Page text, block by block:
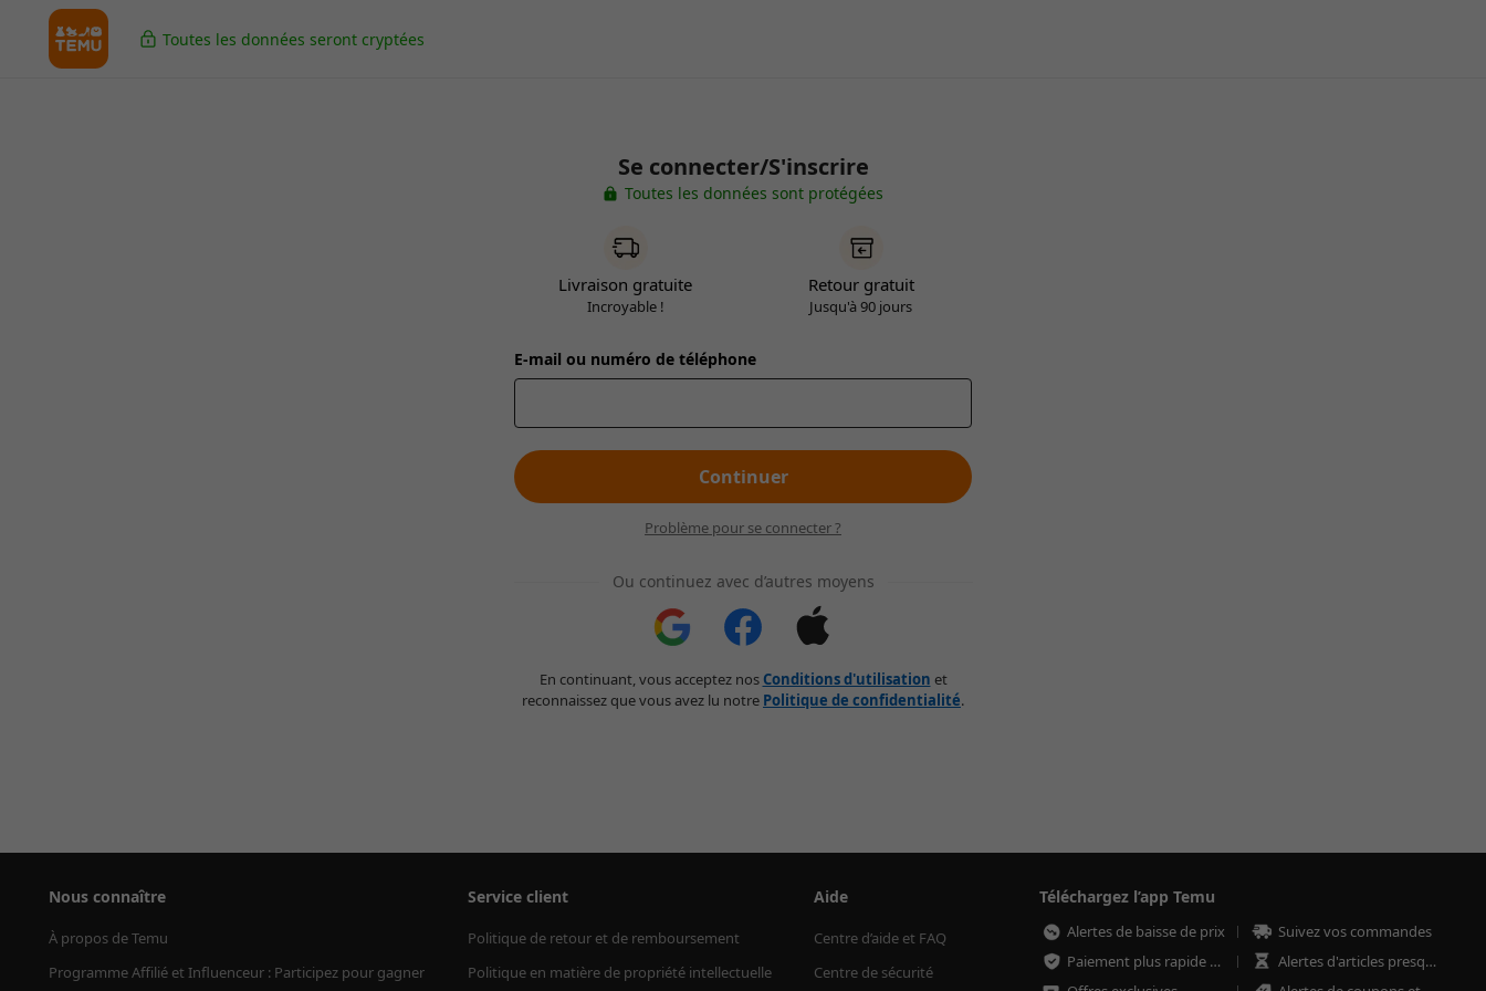
Toutes les données seront cryptées
Se connecter/S'inscrire
Toutes les données sont protégées
Livraison gratuite
Incroyable !
Retour gratuit
Jusqu'à 90 jours
E-mail ou numéro de téléphone
Continuer
Problème pour se connecter ?
Ou continuez avec d’autres moyens
En continuant, vous acceptez nos Conditions d'utilisation et
reconnaissez que vous avez lu notre Politique de confidentialité.
Nous connaître
À propos de Temu
Programme Affilié et Influenceur : Participez pour gagner
Service client
Politique de retour et de remboursement
Politique en matière de propriété intellectuelle
Aide
Centre d’aide et FAQ
Centre de sécurité
Téléchargez l’app Temu
Alertes de baisse de prix
Suivez vos commandes
Paiement plus rapide et plus sécurisé
Alertes d'articles presque épuisés